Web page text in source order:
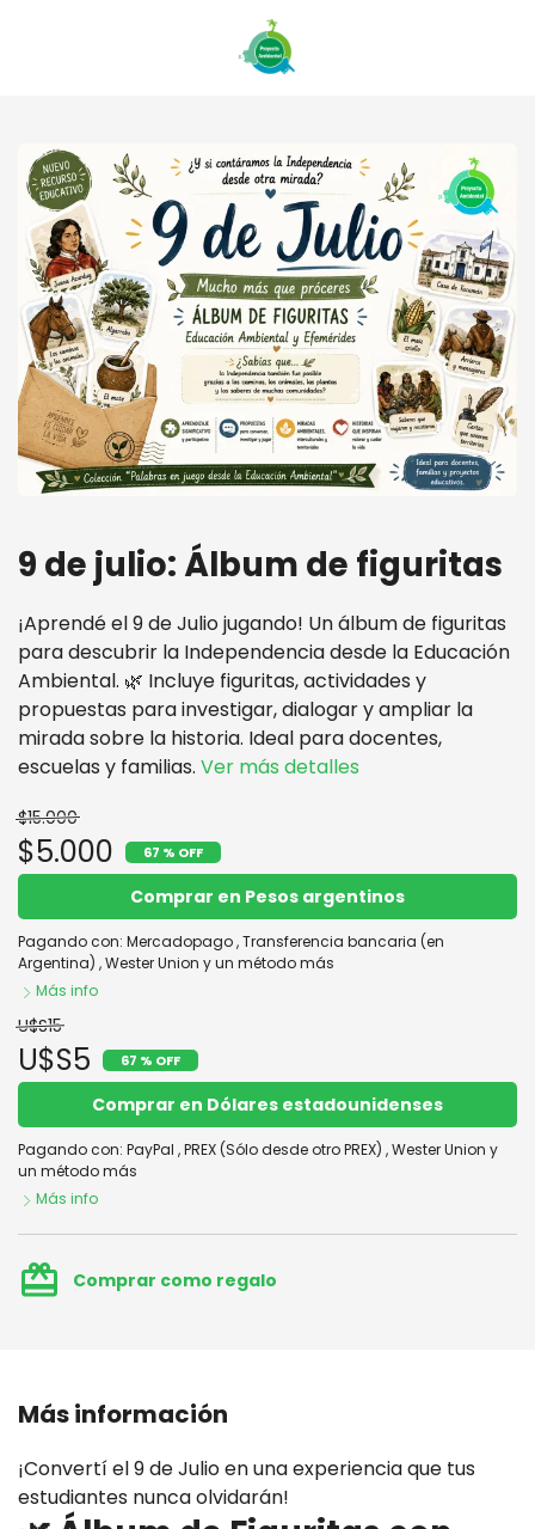
9 de julio: Álbum de figuritas
¡Aprendé el 9 de Julio jugando! Un álbum de figuritas
para descubrir la Independencia desde la Educación
Ambiental. 🌿 Incluye figuritas, actividades y
propuestas para investigar, dialogar y ampliar la
mirada sobre la historia. Ideal para docentes,
escuelas y familias. Ver más detalles
$15.000
$5.000 67 % OFF
Comprar en Pesos argentinos
Pagando con: Mercadopago,Transferencia bancaria (en
Argentina) ,Wester Union y un método más
Más info
U$S15
U$S5 67 % OFF
Comprar en Dólares estadounidenses
Pagando con: PayPal ,PREX (Sólo desde otro PREX) ,Wester Union y
un método más
Más info
card_giftcard Comprar como regalo
Más información
¡Convertí el 9 de Julio en una experiencia que tus
estudiantes nunca olvidarán!